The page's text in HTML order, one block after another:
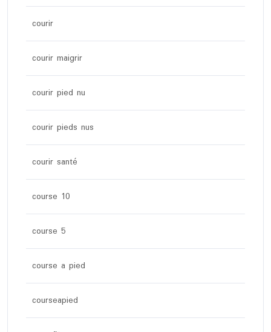
courir
courir maigrir
courir pied nu
courir pieds nus
courir santé
course 10
course 5
course a pied
courseapied